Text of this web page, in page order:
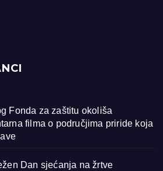
Fonda za zaštitu okoliša
filma o područjima priride koja
Dan sjećanja na žrtve